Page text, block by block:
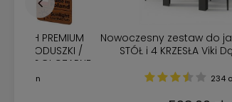
Zestaw 2x Leżak ogrodowy drewniany
TERMODREWNO basenowy PREMIUM z
grubą poduszką Produkcja PL
259 ocen